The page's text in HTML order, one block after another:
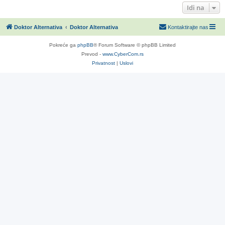
Idi na
Doktor Alternativa Doktor Alternativa Kontaktirajte nas
Pokreće ga phpBB® Forum Software © phpBB Limited
Prevod - www.CyberCom.rs
Privatnost | Uslovi